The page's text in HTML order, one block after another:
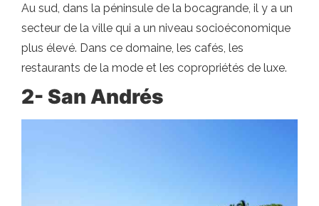
Au sud, dans la péninsule de la bocagrande, il y a un
secteur de la ville qui a un niveau socioéconomique
plus élevé. Dans ce domaine, les cafés, les
restaurants de la mode et les copropriétés de luxe.
2- San Andrés